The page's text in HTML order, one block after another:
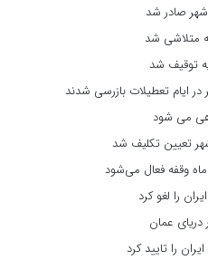
صادر شد
توقیف شد
ایام تعطیلات بازرسی شدند
می‌ شود
تعیین تکلیف شد
وقفه فعال می‌شود
را لغو کرد
دریای عمان
را تایید کرد